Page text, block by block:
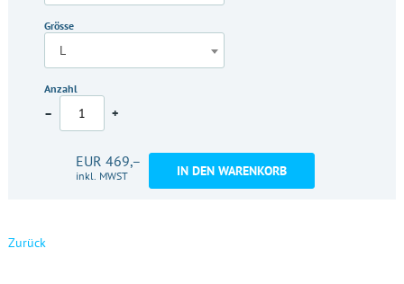
Grösse
L
Anzahl
– +
EUR 469,–
inkl. MWST IN DEN WARENKORB
Zurück